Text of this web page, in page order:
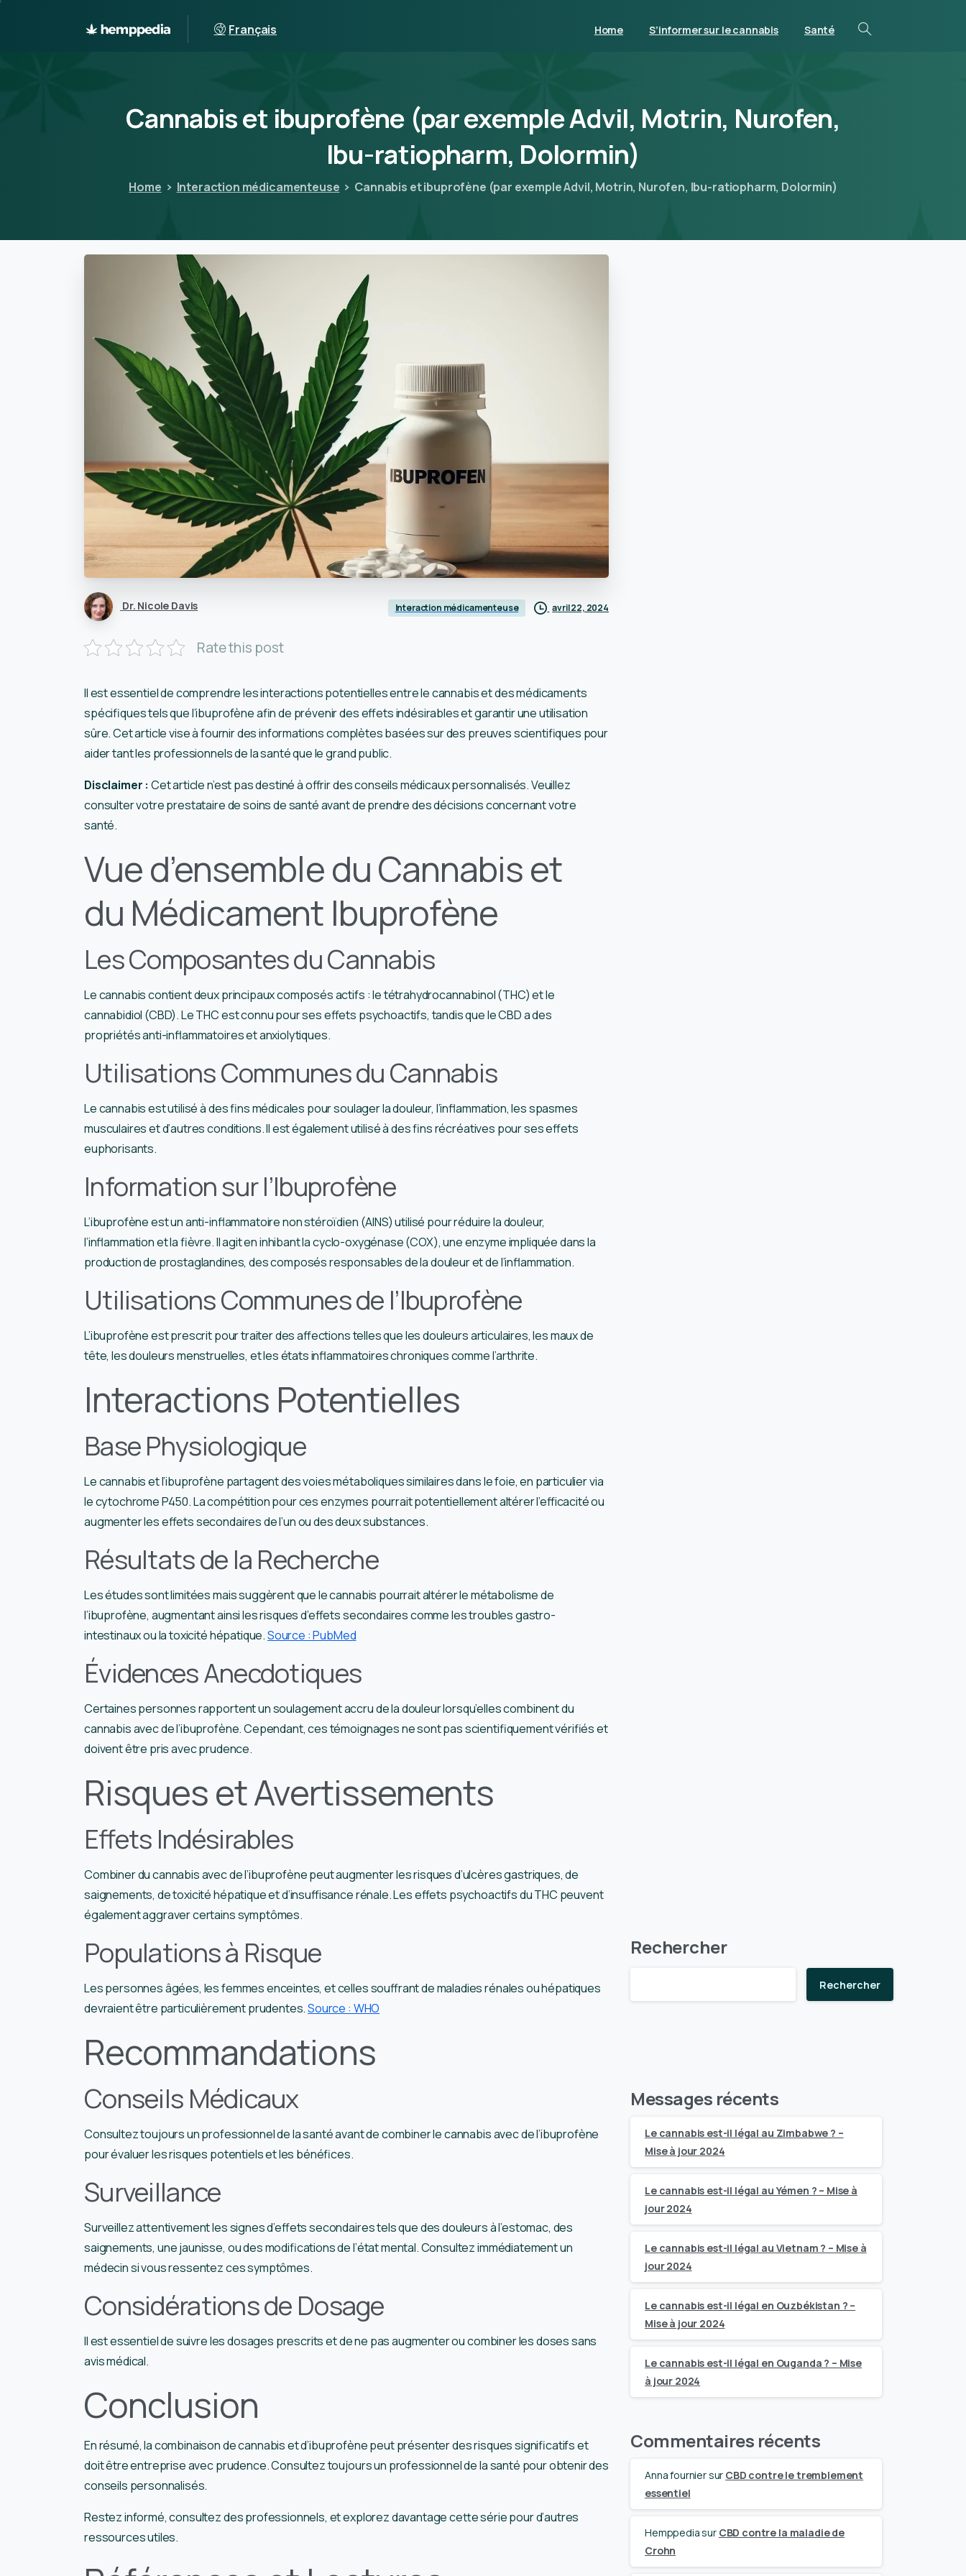
Français Home S’informer sur le cannabis Santé
Cannabiset ibuprofène (parexempleAdvil, Motrin, Nurofen,
Ibu-ratiopharm, Dolormin)
Home Interaction médicamenteuse Cannabis et ibuprofène (par exemple Advil, Motrin, Nurofen, Ibu-ratiopharm, Dolormin)
Dr. Nicole Davis Interaction médicamenteuse avril 22, 2024
Rate this post
Il est essentiel de comprendre les interactions potentielles entre le cannabis et des médicaments
spécifiques tels que l’ibuprofène afin de prévenir des effets indésirables et garantir une utilisation
sûre. Cet article vise à fournir des informations complètes basées sur des preuves scientifiques pour
aider tant les professionnels de la santé que le grand public.
Disclaimer : Cet article n’est pas destiné à offrir des conseils médicaux personnalisés. Veuillez
consulter votre prestataire de soins de santé avant de prendre des décisions concernant votre
santé.
Vue d’ensemble du Cannabis et
du Médicament Ibuprofène
Les Composantes du Cannabis
Le cannabis contient deux principaux composés actifs : le tétrahydrocannabinol (THC) et le
cannabidiol (CBD). Le THC est connu pour ses effets psychoactifs, tandis que le CBD a des
propriétés anti-inflammatoires et anxiolytiques.
Utilisations Communes du Cannabis
Le cannabis est utilisé à des fins médicales pour soulager la douleur, l’inflammation, les spasmes
musculaires et d’autres conditions. Il est également utilisé à des fins récréatives pour ses effets
euphorisants.
Information sur l’Ibuprofène
L’ibuprofène est un anti-inflammatoire non stéroïdien (AINS) utilisé pour réduire la douleur,
l’inflammation et la fièvre. Il agit en inhibant la cyclo-oxygénase (COX), une enzyme impliquée dans la
production de prostaglandines, des composés responsables de la douleur et de l’inflammation.
Utilisations Communes de l’Ibuprofène
L’ibuprofène est prescrit pour traiter des affections telles que les douleurs articulaires, les maux de
tête, les douleurs menstruelles, et les états inflammatoires chroniques comme l’arthrite.
Interactions Potentielles
Base Physiologique
Le cannabis et l’ibuprofène partagent des voies métaboliques similaires dans le foie, en particulier via
le cytochrome P450. La compétition pour ces enzymes pourrait potentiellement altérer l’efficacité ou
augmenter les effets secondaires de l’un ou des deux substances.
Résultats de la Recherche
Les études sont limitées mais suggèrent que le cannabis pourrait altérer le métabolisme de
l’ibuprofène, augmentant ainsi les risques d’effets secondaires comme les troubles gastro-
intestinaux ou la toxicité hépatique.Source : PubMed
Évidences Anecdotiques
Certaines personnes rapportent un soulagement accru de la douleur lorsqu’elles combinent du
cannabis avec de l’ibuprofène. Cependant, ces témoignages ne sont pas scientifiquement vérifiés et
doivent être pris avec prudence.
Risques et Avertissements
Effets Indésirables
Combiner du cannabis avec de l’ibuprofène peut augmenter les risques d’ulcères gastriques, de
saignements, de toxicité hépatique et d’insuffisance rénale. Les effets psychoactifs du THC peuvent
également aggraver certains symptômes.
Populations à Risque
Les personnes âgées, les femmes enceintes, et celles souffrant de maladies rénales ou hépatiques
devraient être particulièrement prudentes.Source : WHO
Recommandations
Conseils Médicaux
Consultez toujours un professionnel de la santé avant de combiner le cannabis avec de l’ibuprofène
pour évaluer les risques potentiels et les bénéfices.
Surveillance
Surveillez attentivement les signes d’effets secondaires tels que des douleurs à l’estomac, des
saignements, une jaunisse, ou des modifications de l’état mental. Consultez immédiatement un
médecin si vous ressentez ces symptômes.
Considérations de Dosage
Il est essentiel de suivre les dosages prescrits et de ne pas augmenter ou combiner les doses sans
avis médical.
Conclusion
En résumé, la combinaison de cannabis et d’ibuprofène peut présenter des risques significatifs et
doit être entreprise avec prudence. Consultez toujours un professionnel de la santé pour obtenir des
conseils personnalisés.
Restez informé, consultez des professionnels, et explorez davantage cette série pour d’autres
ressources utiles.
Rechercher
Rechercher
Messages récents
Le cannabis est-il légal au Zimbabwe ? –
Mise à jour 2024
Le cannabis est-il légal au Yémen ? – Mise à
jour 2024
Le cannabis est-il légal au Vietnam ? – Mise à
jour 2024
Le cannabis est-il légal en Ouzbékistan ? –
Mise à jour 2024
Le cannabis est-il légal en Ouganda ? – Mise
à jour 2024
Commentaires récents
Anna fourniersur CBD contre le tremblement
essentiel
Hemppediasur CBD contre la maladie de
Crohn